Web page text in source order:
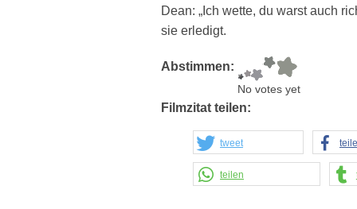
Dean: „Ich wette, du warst auch
sie erledigt.
Abstimmen:
No votes yet
Filmzitat teilen:
tweet
teilen